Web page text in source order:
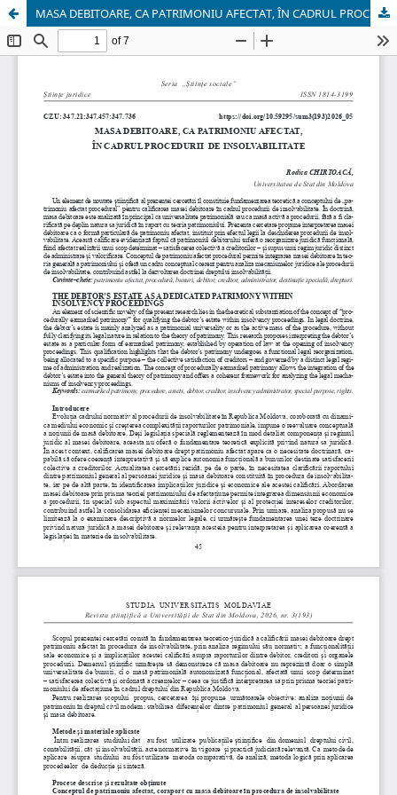
MASA DEBITOARE, CA PATRIMONIU AFECTAT, ÎN CADRUL PROCEDURII DE INSOLVABILITATE